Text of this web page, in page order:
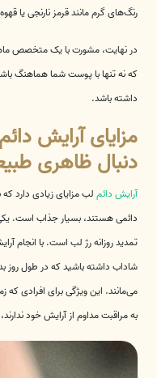
رنگ‌های گرم مانند قرمز نارنجی یا
در نهایت، مشورت با یک متخصص
که نه تنها با پوست شما هماهنگ
داشته باشد.
مزایای آرایش
دنبال ظاهری
آرایش دائم لب مزایای زیادی دارد
دائمی هستند، بسیار جذاب است. یکی
تمدید روزانه رژ لب است. با انجام
شاداب داشته باشید که در طول روز
می‌مانند. این ویژگی برای افرادی که
به مراقبت مداوم از آرایش خود